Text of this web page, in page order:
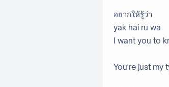
อยากให้รู้ว่า
yak hai ru wa
I want you to
You're just my